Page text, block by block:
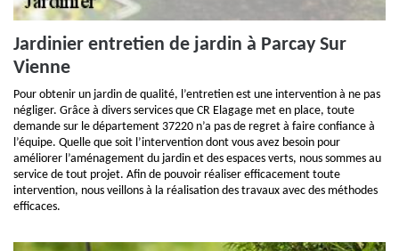
Jardinier entretien de jardin à Parcay Sur
Vienne
Pour obtenir un jardin de qualité, l’entretien est une intervention à ne pas
négliger. Grâce à divers services que CR Elagage met en place, toute
demande sur le département 37220 n’a pas de regret à faire confiance à
l’équipe. Quelle que soit l’intervention dont vous avez besoin pour
améliorer l’aménagement du jardin et des espaces verts, nous sommes au
service de tout projet. Afin de pouvoir réaliser efficacement toute
intervention, nous veillons à la réalisation des travaux avec des méthodes
efficaces.